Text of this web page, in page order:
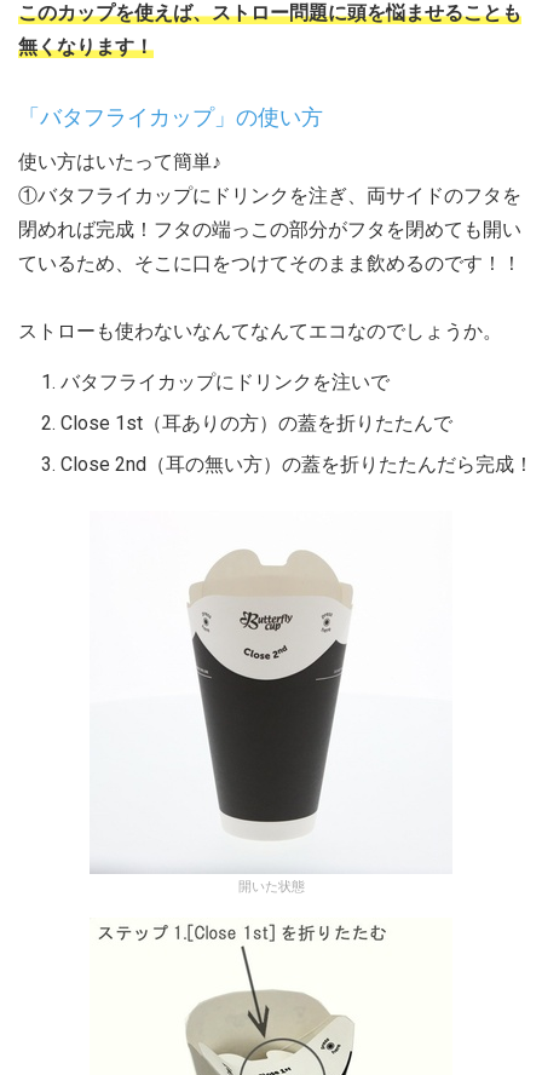
このカップを使えば、ストロー問題に頭を悩ませることも
無くなります！
「バタフライカップ」の使い方
使い方はいたって簡単♪
①バタフライカップにドリンクを注ぎ、両サイドのフタを
閉めれば完成！フタの端っこの部分がフタを閉めても開い
ているため、そこに口をつけてそのまま飲めるのです！！
ストローも使わないなんてなんてエコなのでしょうか。
バタフライカップにドリンクを注いで
Close 1st（耳ありの方）の蓋を折りたたんで
Close 2nd（耳の無い方）の蓋を折りたたんだら完成！
開いた状態